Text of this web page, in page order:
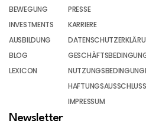
BEWEGUNG
INVESTMENTS
AUSBILDUNG
BLOG
LEXICON
PRESSE
KARRIERE
HAFTUNGSAUSSCHLUSS
IMPRESSUM
Newsletter